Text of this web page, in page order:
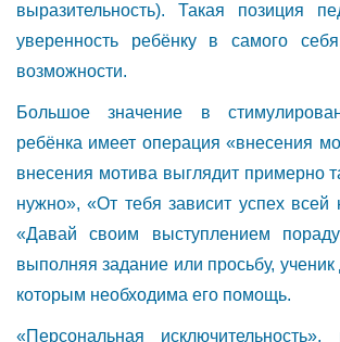
выразительность). Такая позиция
уверенность ребёнку в самого
возможности.
Большое значение в
ребёнка имеет операция «внесения
внесения мотива выглядит примерно
нужно», «От тебя зависит успех
«Давай своим выступлением
выполняя задание или просьбу,
которым необходима его помощь.
«Персональная